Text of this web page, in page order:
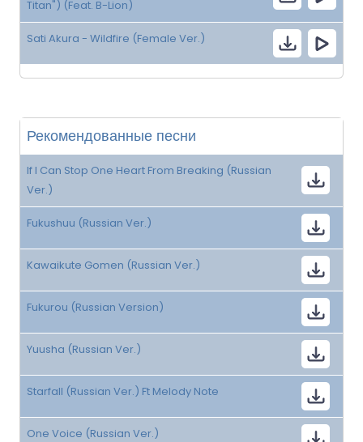
Titan") (Feat. B-Lion)
Sati Akura - Wildfire (Female Ver.)
Рекомендованные песни
If I Can Stop One Heart From Breaking (Russian
Ver.)
Fukushuu (Russian Ver.)
Kawaikute Gomen (Russian Ver.)
Fukurou (Russian Version)
Yuusha (Russian Ver.)
Starfall (Russian Ver.) Ft Melody Note
One Voice (Russian Ver.)